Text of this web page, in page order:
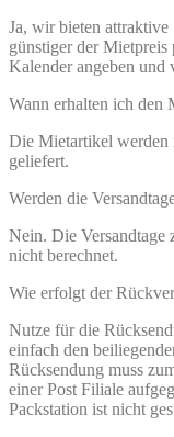
Ja, wir bieten attraktive
günstiger der
Kalender angeben und
Wann erhalten ich den
Die Mietartikel werden
geliefert.
Werden die
Nein. Die Versandtage
nicht berechnet.
Wie erfolgt der
Nutze für die
einfach den
Rücksendung muss
einer Post Filiale
Packstation ist nicht